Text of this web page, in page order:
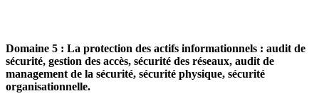
Domaine 5 : La protection des actifs informationnels : audit de
sécurité, gestion des accès, sécurité des réseaux, audit de
management de la sécurité, sécurité physique, sécurité
organisationnelle.